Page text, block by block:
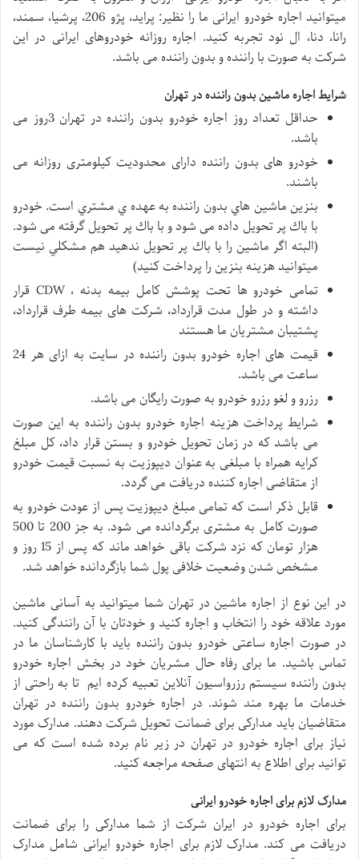
میتوانید اجاره خودرو ایرانی ما را نظیر: پراید، پژو 206، پرشیا، سمند،
رانا، دنا، ال نود تجربه کنید. اجاره روزانه خودروهای ایرانی در این
شرکت به صورت با راننده و بدون راننده می باشد.
شرایط اجاره ماشین بدون راننده در تهران
​​حداقل تعداد روز اجاره خودرو بدون راننده در تهران 3روز می
باشد.
خودرو های بدون راننده دارای محدودیت کیلومتری روزانه می
باشند.
بنزين ماشين هاي بدون راننده به عهده ي مشتري است. خودرو
با باك پر تحويل داده می شود و با باك پر تحويل گرفته می شود.
(البته اگر ماشین را با باك پر تحويل ندهید هم مشكلي نيست
ميتوانید هزينه بنزين را پرداخت كنید)
تمامی خودرو ها تحت پوشش کامل بیمه بدنه ، CDW قرار
داشته و در طول مدت قرارداد، شرکت های بیمه طرف قرارداد،
پشتیبان مشتریان ما هستند
قیمت های اجاره خودرو بدون راننده در سایت به ازای هر 24
ساعت می باشد.
رزرو و لغو رزرو خودرو به صورت رایگان می باشد.
شرایط پرداخت هزینه اجاره خودرو بدون راننده به این صورت
می باشد که در زمان تحویل خودرو و بستن قرار داد، کل مبلغ
کرایه همراه با مبلغی به عنوان دیپوزیت به نسبت قیمت خودرو
از متقاضی اجاره کننده دریافت می گردد.
قابل ذکر است که تمامی مبلغ دیپوزیت پس از عودت خودرو به
صورت کامل به مشتری برگردانده می شود. به جز 200 تا 500
هزار تومان که نزد شرکت باقی خواهد ماند که پس از 15 روز و
مشخص شدن وضعیت خلافی پول شما بازگردانده خواهد شد.
در این نوع از اجاره ماشین در تهران شما میتوانید به آسانی ماشین
مورد علاقه خود را انتخاب و اجاره کنید و خودتان با آن رانندگی کنید.
در صورت اجاره ساعتی خودرو بدون راننده باید با کارشناسان ما در
تماس باشید. ما برای رفاه حال مشریان خود در بخش اجاره خودرو
بدون راننده سیستم رزرواسیون آنلاین تعبیه کرده ایم تا به راحتی از
خدمات ما بهره مند شوند. در اجاره خودرو بدون راننده در تهران
متقاضیان باید مدارکی برای ضمانت تحویل شرکت دهند. مدارک مورد
نیاز برای اجاره خودرو در تهران در زیر نام برده شده است که می
توانید برای اطلاع به انتهای صفحه مراجعه کنید.
مدارک لازم برای اجاره خودرو ایرانی
برای اجاره خودرو در ایران شرکت از شما مدارکی را برای ضمانت
دریافت می کند. مدارک لازم برای اجاره خودرو ایرانی شامل مدارک